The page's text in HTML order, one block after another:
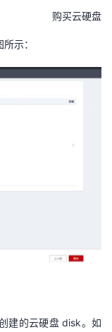
购买云硬盘
示：
建的云硬盘 disk。如